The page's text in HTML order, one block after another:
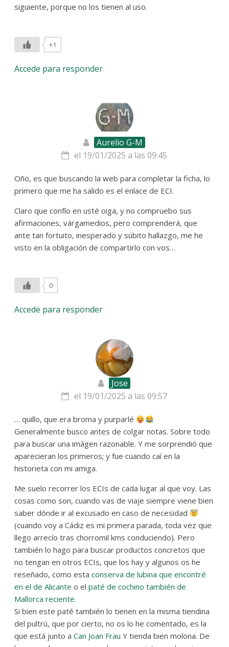
siguiente, porque no los tienen al uso.
+1
Accede para responder
Aurelio G-M
el 19/01/2025 a las 09:45
Oño, es que buscando la web para completar la ficha, lo
primero que me ha salido es el enlace de ECI.
Claro que confío en usté oiga, y no compruebo sus
afirmaciones, várgamedios, pero comprenderá, que
ante tan fortuito, inesperado y súbito hallazgo, me he
visto en la obligación de compartirlo con vos…
0
Accede para responder
Jose
el 19/01/2025 a las 09:57
… quillo, que era broma y purparlé
Generalmente busco antes de colgar notas. Sobre todo
para buscar una imágen razonable. Y me sorprendió que
aparecieran los primeros; y fue cuando caí en la
historieta con mi amiga.
Me suelo recorrer los ECIs de cada lugar al que voy. Las
cosas como son, cuando vas de viaje siempre viene bien
saber dónde ir al excusado en caso de necesidad
(cuando voy a Cádiz es mi primera parada, toda vez que
llego arrecío tras chorromil kms conduciendo). Pero
también lo hago para buscar productos concretos que
no tengan en otros ECIs, que los hay y algunos os he
reseñado, como estaconserva de lubina que encontré
en el de Alicante o elpaté de cochino también de
Mallorca reciente.
Si bien este paté también lo tienen en la misma tiendina
del pultrú, que por cierto, no os lo he comentado, es la
que está junto aCan Joan Frau Y tienda bien molona. De